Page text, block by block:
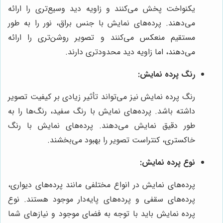
یکنواخت پخش می‌کنند و زاویه دید وسیع‌تری را ارائه
می‌دهند. پرده‌های نمایش با جنس براق، نور را به طور
مستقیم منعکس می‌کنند و تصویر روشن‌تری را ارائه
می‌دهند، اما زاویه دید محدودتری دارند.
رنگ پرده نمایش:
رنگ پرده نمایش نیز می‌تواند تأثیر زیادی بر کیفیت تصویر
داشته باشد. پرده‌های نمایش با رنگ سفید، رنگ‌ها را به
طور دقیق نمایش می‌دهند. پرده‌های نمایش با رنگ
خاکستری، کنتراست تصویر را بهبود می‌بخشند.
نوع پرده نمایش:
پرده‌های نمایش در انواع مختلفی مانند پرده‌های دیواری،
پرده‌های سقفی و پرده‌های پایه‌دار موجود هستند. نوع
پرده نمایش باید با توجه به فضای موجود و نیازهای شما